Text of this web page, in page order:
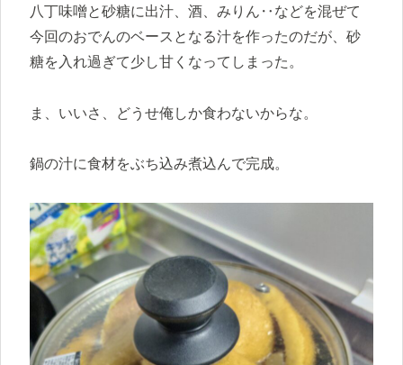
八丁味噌と砂糖に出汁、酒、みりん‥などを混ぜて
今回のおでんのベースとなる汁を作ったのだが、砂
糖を入れ過ぎて少し甘くなってしまった。
ま、いいさ、どうせ俺しか食わないからな。
鍋の汁に食材をぶち込み煮込んで完成。